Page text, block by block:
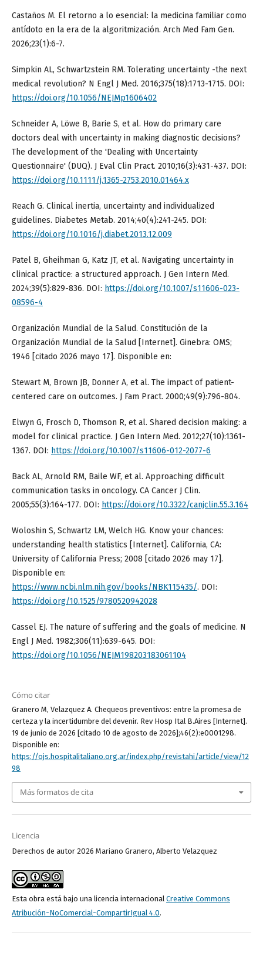
Castaños M. El retorno a lo esencial: la medicina familiar como
antídoto en la era de la algoritmización. Arch Med Fam Gen.
2026;23(1):6-7.
Simpkin AL, Schwartzstein RM. Tolerating uncertainty -the next
medical revolution? N Engl J Med. 2016;375(18):1713-1715. DOI:
https://doi.org/10.1056/NEJMp1606402
Schneider A, Löwe B, Barie S, et al. How do primary care
doctors deal with uncertainty in making diagnostic decisions?
The development of the 'Dealing with Uncertainty
Questionnaire' (DUQ). J Eval Clin Pract. 2010;16(3):431-437. DOI:
https://doi.org/10.1111/j.1365-2753.2010.01464.x
Reach G. Clinical inertia, uncertainty and individualized
guidelines. Diabetes Metab. 2014;40(4):241-245. DOI:
https://doi.org/10.1016/j.diabet.2013.12.009
Patel B, Gheihman G, Katz JT, et al. Navigating uncertainty in
clinical practice: a structured approach. J Gen Intern Med.
2024;39(5):829-836. DOI: https://doi.org/10.1007/s11606-023-
08596-4
Organización Mundial de la Salud. Constitución de la
Organización Mundial de la Salud [Internet]. Ginebra: OMS;
1946 [citado 2026 mayo 17]. Disponible en:
Stewart M, Brown JB, Donner A, et al. The impact of patient-
centered care on outcomes. J Fam Pract. 2000;49(9):796-804.
Elwyn G, Frosch D, Thomson R, et al. Shared decision making: a
model for clinical practice. J Gen Intern Med. 2012;27(10):1361-
1367. DOI: https://doi.org/10.1007/s11606-012-2077-6
Back AL, Arnold RM, Baile WF, et al. Approaching difficult
communication tasks in oncology. CA Cancer J Clin.
2005;55(3):164-177. DOI: https://doi.org/10.3322/canjclin.55.3.164
Woloshin S, Schwartz LM, Welch HG. Know your chances:
understanding health statistics [Internet]. California, CA:
University of California Press; 2008 [citado 2026 may 17].
Disponible en:
https://www.ncbi.nlm.nih.gov/books/NBK115435/. DOI:
https://doi.org/10.1525/9780520942028
Cassel EJ. The nature of suffering and the goals of medicine. N
Engl J Med. 1982;306(11):639-645. DOI:
https://doi.org/10.1056/NEJM198203183061104
Licencia
Derechos de autor 2026 Mariano Granero, Alberto Velazquez
Esta obra está bajo una licencia internacional Creative Commons
Atribución-NoComercial-CompartirIgual 4.0.
Cómo citar
Granero M, Velazquez A. Chequeos preventivos: entre la promesa de
certeza y la incertidumbre del devenir. Rev Hosp Ital B.Aires [Internet].
19 de junio de 2026 [citado 10 de agosto de 2026];46(2):e0001298.
Disponible en:
https://ojs.hospitalitaliano.org.ar/index.php/revistahi/article/view/12
98
Más formatos de cita